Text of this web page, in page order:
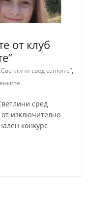
от клуб
сред сенките”,
сред
изключително
конкурс